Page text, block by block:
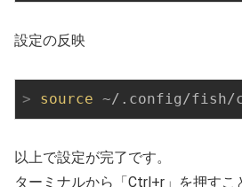
設定の反映
> source ~/.config/fish/
以上で設定が完了です。
ターミナルから「Ctrl+r」を押すこ